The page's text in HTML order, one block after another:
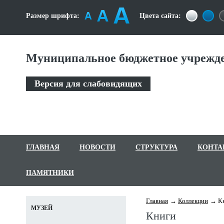
Размер шрифта: Цвета сайта:
Муниципальное бюджетное
Версия для слабовидящих
ГЛАВНАЯ НОВОСТИ СТРУКТУРА
ПАМЯТНИКИ
Главная Коллекции
Книги
МУЗЕЙ